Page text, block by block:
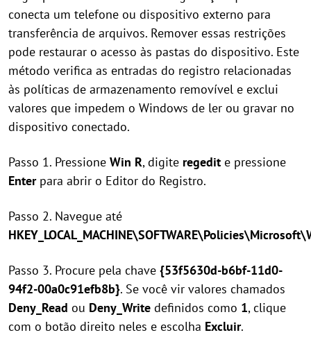
conecta um telefone ou dispositivo externo para
transferência de arquivos. Remover essas restrições
pode restaurar o acesso às pastas do dispositivo. Este
método verifica as entradas do registro relacionadas
às políticas de armazenamento removível e exclui
valores que impedem o Windows de ler ou gravar no
dispositivo conectado.
Passo 1. Pressione Win R, digite regedit e pressione
Enterpara abrir o Editor do Registro.
Passo 2. Navegue até
Passo 3. Procure pela chave {53f5630d-b6bf-11d0-
94f2-00a0c91efb8b}. Se você vir valores chamados
Deny_Read ou Deny_Write definidos como 1, clique
com o botão direito neles e escolha Excluir.